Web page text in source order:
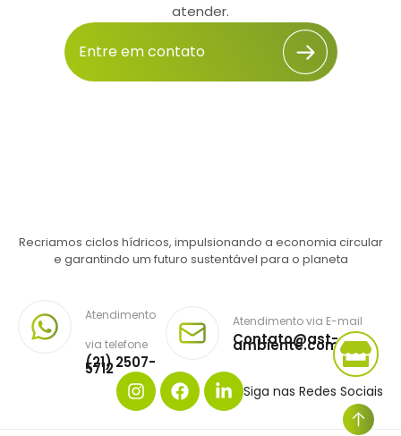
atender.
Entre em contato
Recriamos ciclos hídricos, impulsionando a economia circular
e garantindo um futuro sustentável para o planeta
Atendimento
via telefone
(21) 2507-
5712
Atendimento via E-mail
Contato@ast-
ambiente.com.br
Siga nas Redes Sociais